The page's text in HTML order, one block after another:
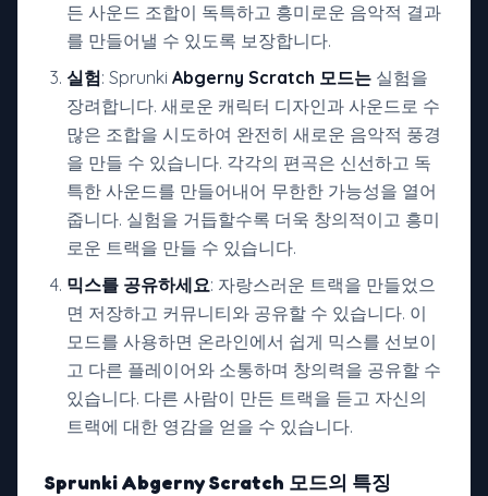
든 사운드 조합이 독특하고 흥미로운 음악적 결과
를 만들어낼 수 있도록 보장합니다.
실험: Sprunki Abgerny Scratch 모드는 실험을
장려합니다. 새로운 캐릭터 디자인과 사운드로 수
많은 조합을 시도하여 완전히 새로운 음악적 풍경
을 만들 수 있습니다. 각각의 편곡은 신선하고 독
특한 사운드를 만들어내어 무한한 가능성을 열어
줍니다. 실험을 거듭할수록 더욱 창의적이고 흥미
로운 트랙을 만들 수 있습니다.
믹스를 공유하세요: 자랑스러운 트랙을 만들었으
면 저장하고 커뮤니티와 공유할 수 있습니다. 이
모드를 사용하면 온라인에서 쉽게 믹스를 선보이
고 다른 플레이어와 소통하며 창의력을 공유할 수
있습니다. 다른 사람이 만든 트랙을 듣고 자신의
트랙에 대한 영감을 얻을 수 있습니다.
SprunkiAbgerny Scratch 모드의 특징